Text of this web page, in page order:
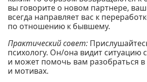
вы говорите о новом партнере,
всегда направляет вас к
по отношению к бывшему.
Практический совет:
психологу. Он/она видит ситуацию
и может помочь вам разобраться в
и мотивах.